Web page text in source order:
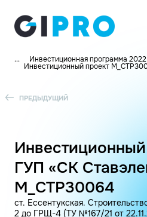
... Инвестиционная программа
Инвестиционный проект
ПРЕДЫДУЩИЙ
ГУП «СК
M_CTP30064
ст. Ессентукская.
2 до ГРЩ-4 (ТУ №167/21 от